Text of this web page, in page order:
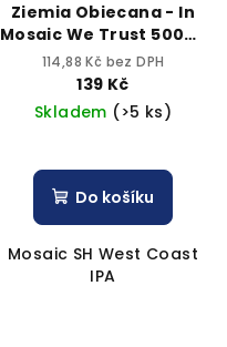
Ziemia Obiecana - In
Mosaic We Trust 500ml
can 6,5% alk.
114,88 Kč bez DPH
139 Kč
Skladem (>5 ks)
Do košíku
Mosaic SH West Coast
IPA